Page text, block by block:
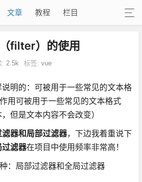
文章 教程 栏目
filter）的使用
: 2.5k 标签: vue
明的：可被用于一些常见的文本格
用可被用于一些常见的文本格式
但是文本内容不会改变）
器和局部过滤器，下边我着重说下
过滤器在项目中使用频率非常高！
：局部过滤器和全局过滤器